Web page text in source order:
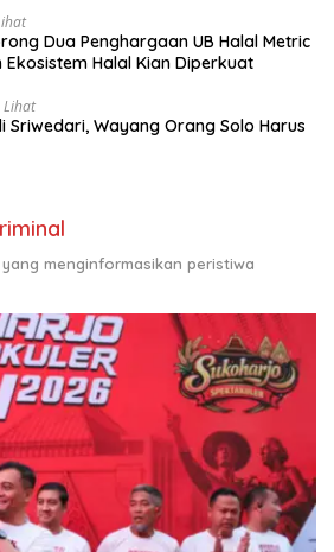
Dua Penghargaan UB Halal Metric
Ekosistem Halal Kian Diperkuat
Lihat
Sriwedari, Wayang Orang Solo Harus
menginformasikan peristiwa